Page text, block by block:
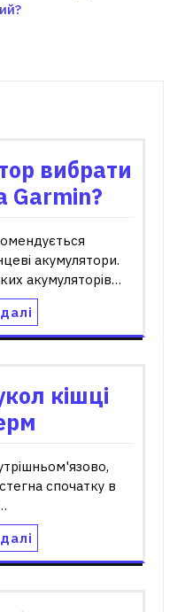
вибрати
Garmin?
акумулятори.
акумуляторів…
кішці
спочатку в